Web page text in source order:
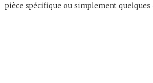
pièce spécifique ou simplement quelques